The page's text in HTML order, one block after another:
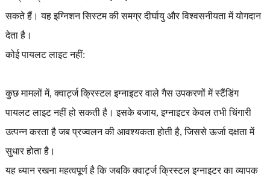
सकते हैं। यह इग्निशन सिस्टम की समग्र दीर्घायु और विश्वसनीयता में योगदान
देता है।
कोई पायलट लाइट नहीं:
कुछ मामलों में, क्वार्ट्ज क्रिस्टल इग्नाइटर वाले गैस उपकरणों में स्टैंडिंग
पायलट लाइट नहीं हो सकती है। इसके बजाय, इग्नाइटर केवल तभी चिंगारी
उत्पन्न करता है जब प्रज्वलन की आवश्यकता होती है, जिससे ऊर्जा दक्षता में
सुधार होता है।
यह ध्यान रखना महत्वपूर्ण है कि जबकि क्वार्ट्ज क्रिस्टल इग्नाइटर का व्यापक